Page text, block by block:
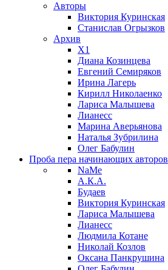
Авторы
Виктория Куринская
Станислав Огрызков
Архив
X1
Диана Козинцева
Евгений Семиряков
Ирина Лагерь
Кирилл Николаенко
Лариса Малышева
Лианесс
Марина Аверьянова
Наталья Зубрилина
Олег Бабулин
Проба пера начинающих авторов
NaMe
А.К.А.
Будаев
Виктория Куринская
Лариса Малышева
Лианесс
Людмила Котане
Николай Козлов
Оксана Панкрушина